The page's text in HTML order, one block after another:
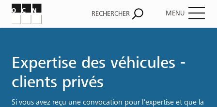
d'Ariane
Expertise des véhicules -
clients privés
Si vous avez reçu une convocation pour l'expertise et que la
RECHERCHER MENU